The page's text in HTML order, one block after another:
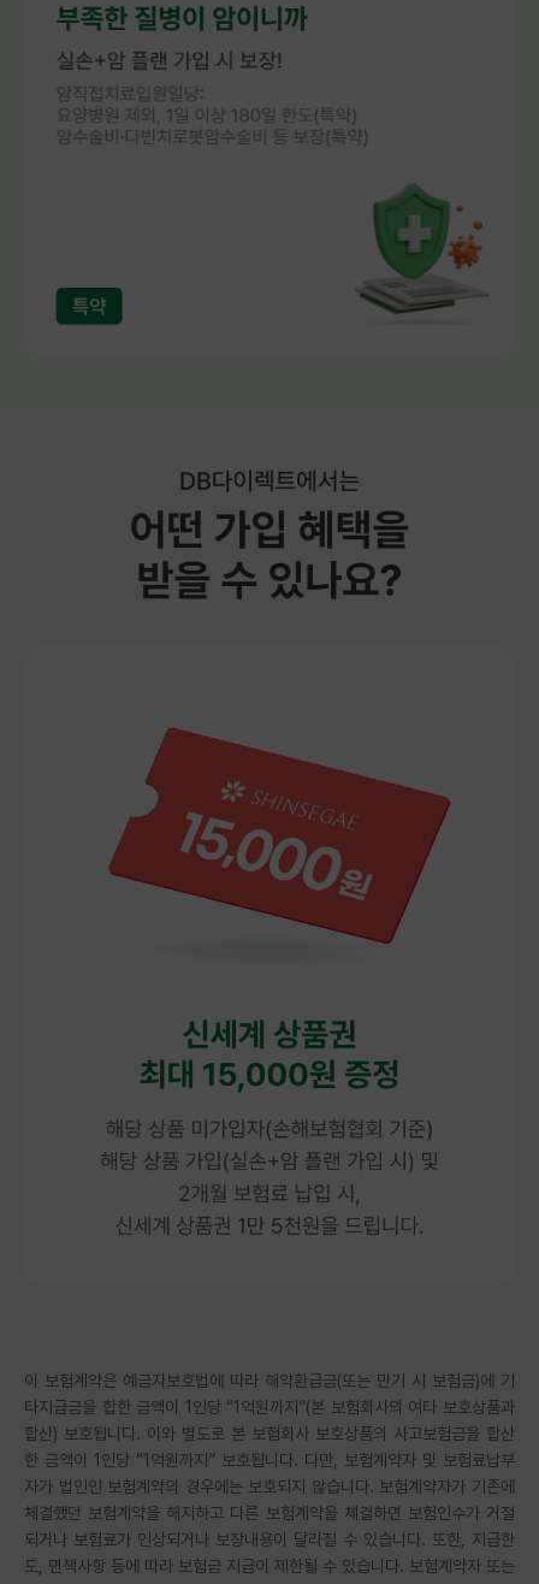
이 보험계약은 예금자보호법에 따라 해약환급금(또는 만기 시 보험금)에 기
타지급금을 합한 금액이 1인당 “1억원까지”(본 보험회사의 여타 보호상품과
합산) 보호됩니다. 이와 별도로 본 보험회사 보호상품의 사고보험금을 합산
한 금액이 1인당 “1억원까지” 보호됩니다. 다만, 보험계약자 및 보험료납부
자가 법인인 보험계약의 경우에는 보호되지 않습니다. 보험계약자가 기존에
체결했던 보험계약을 해지하고 다른 보험계약을 체결하면 보험인수가 거절
되거나 보험료가 인상되거나 보장내용이 달라질 수 있습니다. 또한, 지급한
도, 면책사항 등에 따라 보험금 지급이 제한될 수 있습니다. 보험계약자 또는